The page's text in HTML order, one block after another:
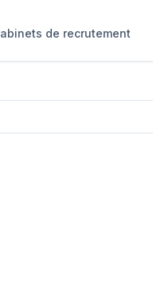
de recrutement